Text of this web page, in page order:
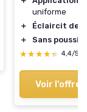
uniforme
＋
Éclaircit de 2
＋
Sans
★★★★★
★★★★★ 4,4/5
Voir l'offre